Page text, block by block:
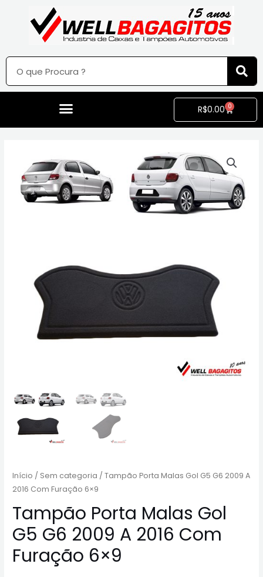
R$0.00 0
Início / Sem categoria / Tampão Porta Malas Gol G5 G6 2009 A
2016 Com Furação 6×9
Tampão Porta Malas Gol
G5 G6 2009 A 2016 Com
Furação 6×9